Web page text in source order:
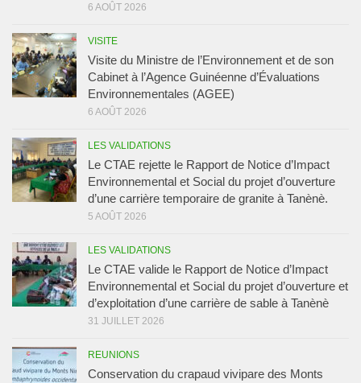
6 AOÛT 2026
VISITE
Visite du Ministre de l’Environnement et de son
Cabinet à l’Agence Guinéenne d’Évaluations
Environnementales (AGEE)
6 AOÛT 2026
LES VALIDATIONS
Le CTAE rejette le Rapport de Notice d’Impact
Environnemental et Social du projet d’ouverture
d’une carrière temporaire de granite à Tanènè.
5 AOÛT 2026
LES VALIDATIONS
Le CTAE valide le Rapport de Notice d’Impact
Environnemental et Social du projet d’ouverture et
d’exploitation d’une carrière de sable à Tanènè
31 JUILLET 2026
REUNIONS
Conservation du crapaud vivipare des Monts